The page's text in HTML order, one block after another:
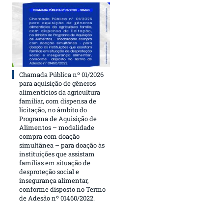
Chamada Pública nº 01/2026
para aquisição de gêneros
alimentícios da agricultura
familiar, com dispensa de
licitação, no âmbito do
Programa de Aquisição de
Alimentos – modalidade
compra com doação
simultânea – para doação às
instituições que assistam
famílias em situação de
desproteção social e
insegurança alimentar,
conforme disposto no Termo
de Adesão nº 01460/2022.